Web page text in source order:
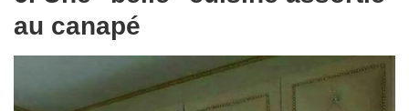
au canapé